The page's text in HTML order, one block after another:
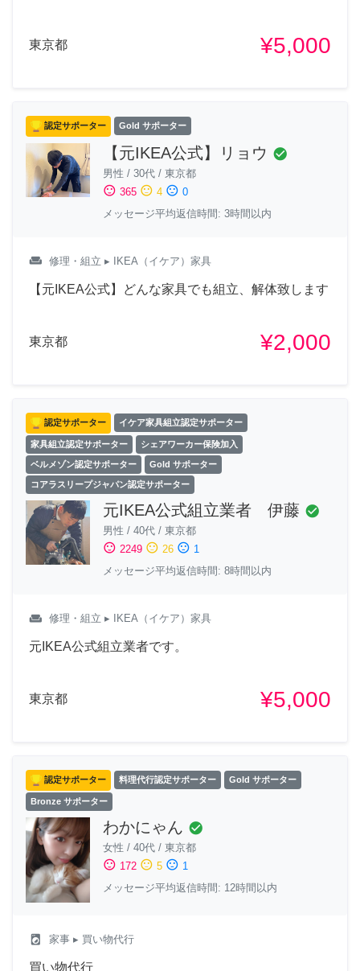
東京都 ¥5,000
認定サポーター Gold サポーター
【元IKEA公式】リョウ check_circle
男性 / 30代 / 東京都
sentiment_satisfied 365 sentiment_neutral 4 sentiment_dissatisfied 0
メッセージ平均返信時間: 3時間以内
weekend 修理・組立 ▸ IKEA（イケア）家具
【元IKEA公式】どんな家具でも組立、解体致します
東京都 ¥2,000
認定サポーター イケア家具組立認定サポーター
家具組立認定サポーター シェアワーカー保険加入
ベルメゾン認定サポーター Gold サポーター
コアラスリープジャパン認定サポーター
元IKEA公式組立業者 伊藤 check_circle
男性 / 40代 / 東京都
sentiment_satisfied 2249 sentiment_neutral 26 sentiment_dissatisfied 1
メッセージ平均返信時間: 8時間以内
weekend 修理・組立 ▸ IKEA（イケア）家具
元IKEA公式組立業者です。
東京都 ¥5,000
認定サポーター 料理代行認定サポーター Gold サポーター
Bronze サポーター
わかにゃん check_circle
女性 / 40代 / 東京都
sentiment_satisfied 172 sentiment_neutral 5 sentiment_dissatisfied 1
メッセージ平均返信時間: 12時間以内
local_laundry_service 家事 ▸ 買い物代行
買い物代行